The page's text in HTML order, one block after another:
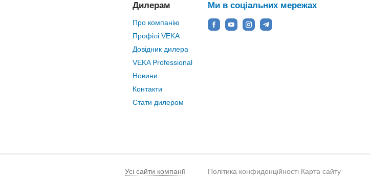
Дилерам
Про компанію
Профілі VEKA
Довідник дилера
VEKA Professional
Новини
Контакти
Стати дилером
Ми в соціальних мережах
Усі сайти компанії Політика конфиденційності Карта сайту